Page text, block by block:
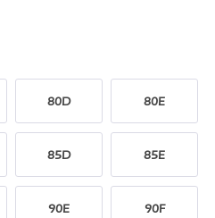
80D 80E
85D 85E
90E 90F